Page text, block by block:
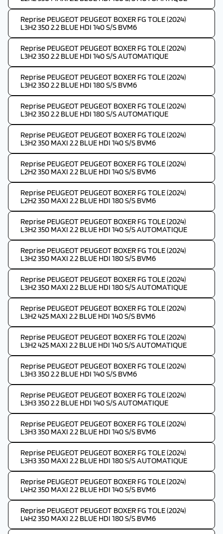
Reprise PEUGEOT PEUGEOT BOXER FG TOLE (2024)
L3H2 350 2.2 BLUE HDI 140 S/S BVM6
Reprise PEUGEOT PEUGEOT BOXER FG TOLE (2024)
L3H2 350 2.2 BLUE HDI 140 S/S AUTOMATIQUE
Reprise PEUGEOT PEUGEOT BOXER FG TOLE (2024)
L3H2 350 2.2 BLUE HDI 180 S/S BVM6
Reprise PEUGEOT PEUGEOT BOXER FG TOLE (2024)
L3H2 350 2.2 BLUE HDI 180 S/S AUTOMATIQUE
Reprise PEUGEOT PEUGEOT BOXER FG TOLE (2024)
L3H2 350 MAXI 2.2 BLUE HDI 140 S/S BVM6
Reprise PEUGEOT PEUGEOT BOXER FG TOLE (2024)
L2H2 350 MAXI 2.2 BLUE HDI 140 S/S BVM6
Reprise PEUGEOT PEUGEOT BOXER FG TOLE (2024)
L2H2 350 MAXI 2.2 BLUE HDI 180 S/S BVM6
Reprise PEUGEOT PEUGEOT BOXER FG TOLE (2024)
L3H2 350 MAXI 2.2 BLUE HDI 140 S/S AUTOMATIQUE
Reprise PEUGEOT PEUGEOT BOXER FG TOLE (2024)
L3H2 350 MAXI 2.2 BLUE HDI 180 S/S BVM6
Reprise PEUGEOT PEUGEOT BOXER FG TOLE (2024)
L3H2 350 MAXI 2.2 BLUE HDI 180 S/S AUTOMATIQUE
Reprise PEUGEOT PEUGEOT BOXER FG TOLE (2024)
L3H2 425 MAXI 2.2 BLUE HDI 140 S/S BVM6
Reprise PEUGEOT PEUGEOT BOXER FG TOLE (2024)
L3H2 425 MAXI 2.2 BLUE HDI 140 S/S AUTOMATIQUE
Reprise PEUGEOT PEUGEOT BOXER FG TOLE (2024)
L3H3 350 2.2 BLUE HDI 140 S/S BVM6
Reprise PEUGEOT PEUGEOT BOXER FG TOLE (2024)
L3H3 350 2.2 BLUE HDI 140 S/S AUTOMATIQUE
Reprise PEUGEOT PEUGEOT BOXER FG TOLE (2024)
L3H3 350 MAXI 2.2 BLUE HDI 140 S/S BVM6
Reprise PEUGEOT PEUGEOT BOXER FG TOLE (2024)
L3H3 350 MAXI 2.2 BLUE HDI 180 S/S AUTOMATIQUE
Reprise PEUGEOT PEUGEOT BOXER FG TOLE (2024)
L4H2 350 MAXI 2.2 BLUE HDI 140 S/S BVM6
Reprise PEUGEOT PEUGEOT BOXER FG TOLE (2024)
L4H2 350 MAXI 2.2 BLUE HDI 180 S/S BVM6